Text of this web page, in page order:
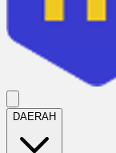
DAERAH